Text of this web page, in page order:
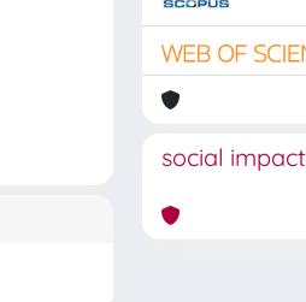
social impact